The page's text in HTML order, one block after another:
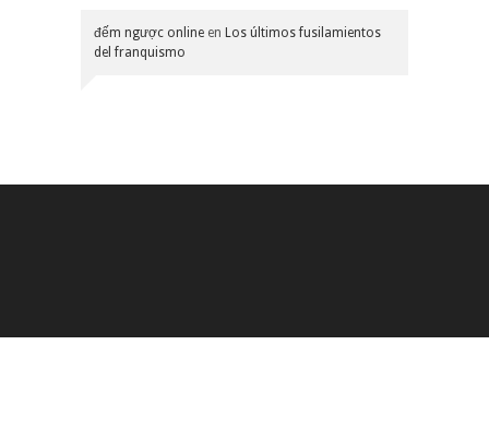
đếm ngược online en Los últimos fusilamientos
del franquismo